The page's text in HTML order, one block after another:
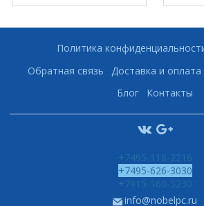
Политика
Обратная связь
Доставка и оплата
Блог
Контакты
+7495-118-2216
+7495-626-3030
+7915-160-5230
info@nobelpc.ru